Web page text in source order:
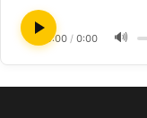
0:00 / 0:00 🔊